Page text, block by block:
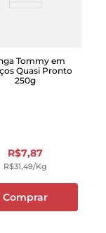
Tommy em
Quasi Pronto
250g
R$7,87
R$31,49/kg
Comprar